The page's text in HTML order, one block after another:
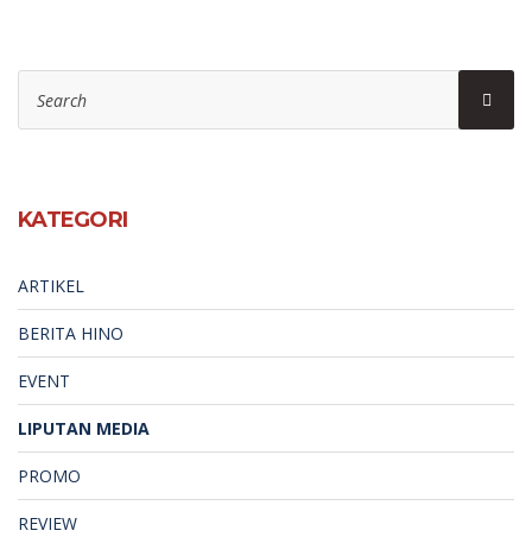
for:
KATEGORI
ARTIKEL
BERITA HINO
EVENT
LIPUTAN MEDIA
PROMO
REVIEW